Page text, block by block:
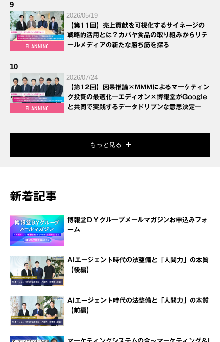
9
2026/05/19
【第11回】売上貢献を可視化するサイネージの
戦略的活用とは？カバヤ食品の取り組みからリテ
ールメディアの新たな勝ち筋を探る
10
2026/07/24
【第12回】因果推論×MMMによるマーケティン
グ投資の最適化―エディオン×博報堂がGoogle
と共同で実践するデータドリブンな意思決定―
もっと見る
新着記事
博報堂ＤＹグループメールマガジンお申込みフォ
ーム
AIエージェント時代の法整備と「人間力」の本質
【後編】
AIエージェント時代の法整備と「人間力」の本質
【前編】